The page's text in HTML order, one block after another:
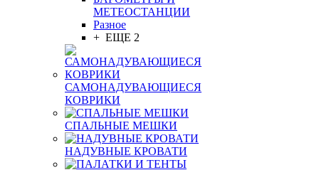
МЕТЕОСТАНЦИИ
Разное
+ ЕЩЕ 2
САМОНАДУВАЮЩИЕСЯ
КОВРИКИ
СПАЛЬНЫЕ МЕШКИ
НАДУВНЫЕ КРОВАТИ